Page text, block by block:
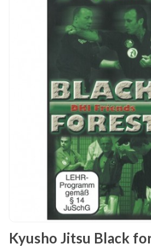
Chaussures
Protections
Condition physique
Accessoires
Tatamis
Décoration
Kyusho Jitsu Black